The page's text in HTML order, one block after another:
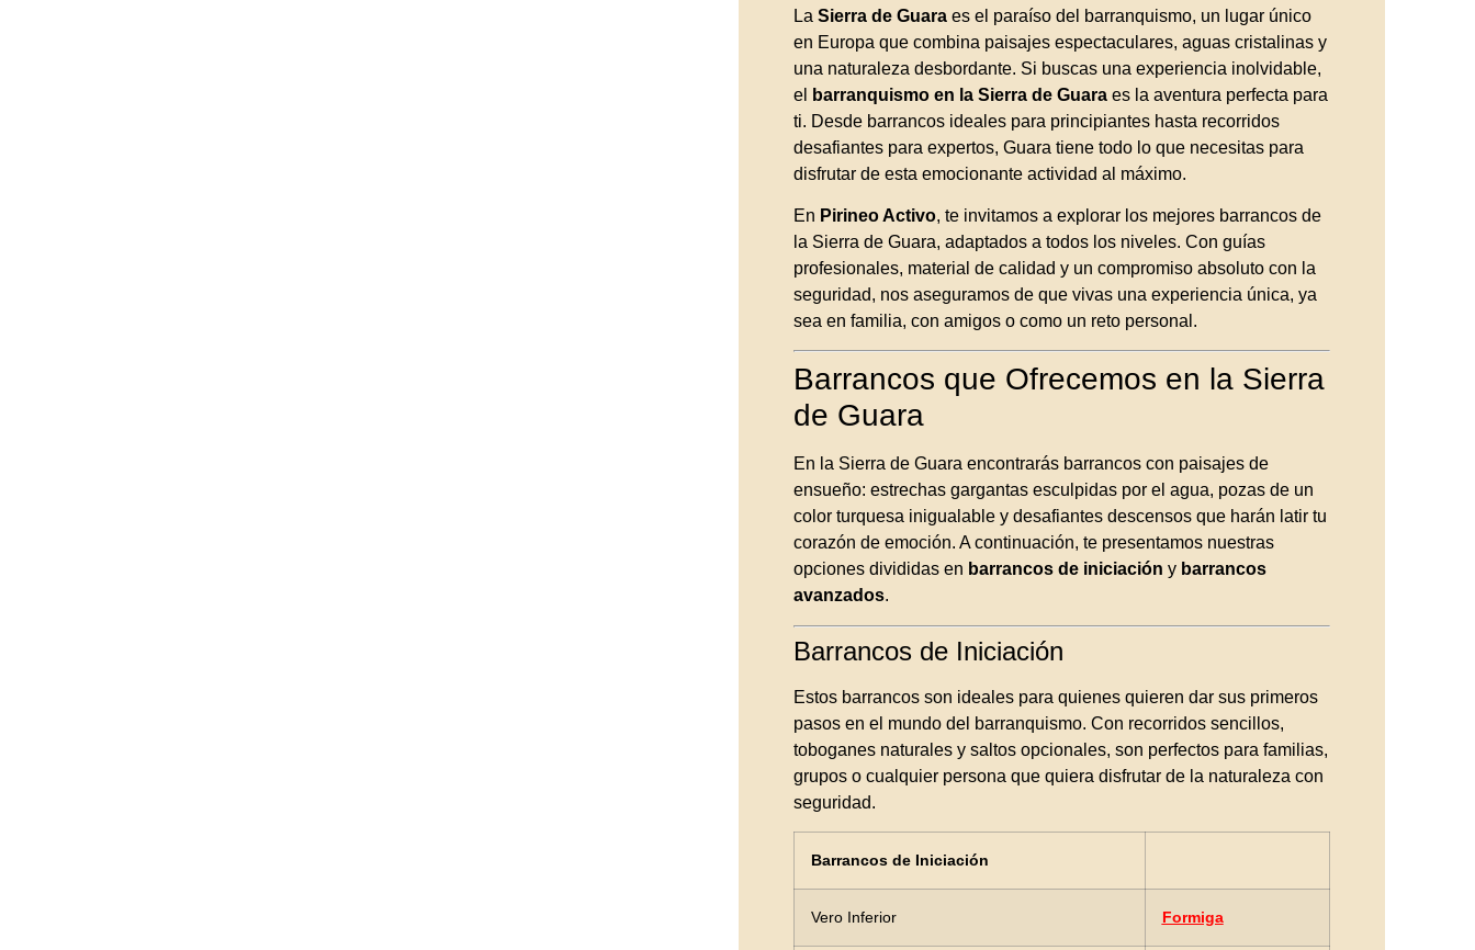
La Sierra de Guaraes el paraíso del barranquismo, un lugar único
en Europa que combina paisajes espectaculares, aguas cristalinas y
una naturaleza desbordante. Si buscas una experiencia inolvidable,
el
barranquismo en la Sierra de Guaraes la aventura perfecta para
ti. Desde barrancos ideales para principiantes hasta recorridos
desafiantes para expertos, Guara tiene todo lo que necesitas para
disfrutar de esta emocionante actividad al máximo.
En Pirineo Activo, te invitamos a explorar los mejores barrancos de
la Sierra de Guara, adaptados a todos los niveles. Con guías
profesionales, material de calidad y un compromiso absoluto con la
seguridad, nos aseguramos de que vivas una experiencia única, ya
sea en familia, con amigos o como un reto personal.
Barrancos que Ofrecemos en la Sierra
de Guara
En la Sierra de Guara encontrarás barrancos con paisajes de
ensueño: estrechas gargantas esculpidas por el agua, pozas de un
color turquesa inigualable y desafiantes descensos que harán latir tu
corazón de emoción. A continuación, te presentamos nuestras
opciones divididas en barrancos de iniciación y barrancos
avanzados.
Barrancos de Iniciación
Estos barrancos son ideales para quienes quieren dar sus primeros
pasos en el mundo del barranquismo. Con recorridos sencillos,
toboganes naturales y saltos opcionales, son perfectos para familias,
grupos o cualquier persona que quiera disfrutar de la naturaleza con
seguridad.
Barrancos de Iniciación
Vero Inferior Formiga